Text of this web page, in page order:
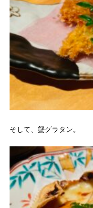
そして、蟹グラタン。